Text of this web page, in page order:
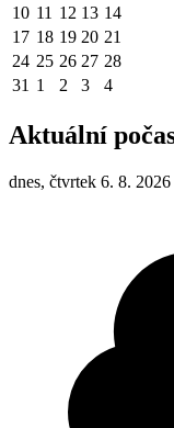
10 11 12 13 14
17 18 19 20 21
24 25 26 27 28
31 1 2 3 4
Aktuální
dnes, čtvrtek 6. 8. 2026